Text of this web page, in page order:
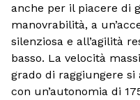
anche per il piacere di
manovrabilità, a
silenziosa e all’agilità
basso. La velocità
grado di raggiungere
con un’autonomia di